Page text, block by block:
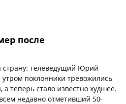
после
страну: телеведущий Юрий
поклонники тревожились
а теперь стало известно худшее.
недавно отметивший 50-